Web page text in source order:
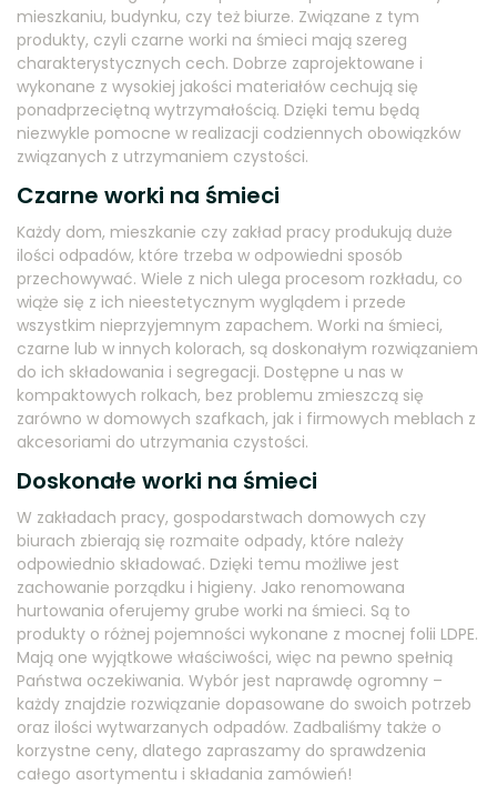
mieszkaniu, budynku, czy też biurze. Związane z tym
produkty, czyli czarne worki na śmieci mają szereg
charakterystycznych cech. Dobrze zaprojektowane i
wykonane z wysokiej jakości materiałów cechują się
ponadprzeciętną wytrzymałością. Dzięki temu będą
niezwykle pomocne w realizacji codziennych obowiązków
związanych z utrzymaniem czystości.
Czarne worki na śmieci
Każdy dom, mieszkanie czy zakład pracy produkują duże
ilości odpadów, które trzeba w odpowiedni sposób
przechowywać. Wiele z nich ulega procesom rozkładu, co
wiąże się z ich nieestetycznym wyglądem i przede
wszystkim nieprzyjemnym zapachem. Worki na śmieci,
czarne lub w innych kolorach, są doskonałym rozwiązaniem
do ich składowania i segregacji. Dostępne u nas w
kompaktowych rolkach, bez problemu zmieszczą się
zarówno w domowych szafkach, jak i firmowych meblach z
akcesoriami do utrzymania czystości.
Doskonałe worki na śmieci
W zakładach pracy, gospodarstwach domowych czy
biurach zbierają się rozmaite odpady, które należy
odpowiednio składować. Dzięki temu możliwe jest
zachowanie porządku i higieny. Jako renomowana
hurtowania oferujemy grube worki na śmieci. Są to
produkty o różnej pojemności wykonane z mocnej folii LDPE.
Mają one wyjątkowe właściwości, więc na pewno spełnią
Państwa oczekiwania. Wybór jest naprawdę ogromny –
każdy znajdzie rozwiązanie dopasowane do swoich potrzeb
oraz ilości wytwarzanych odpadów. Zadbaliśmy także o
korzystne ceny, dlatego zapraszamy do sprawdzenia
całego asortymentu i składania zamówień!